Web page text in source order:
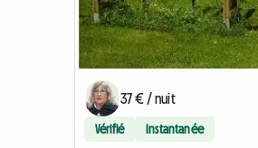
37 € / nuit
Vérifié Instantanée